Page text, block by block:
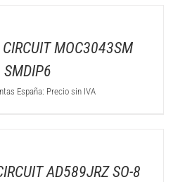
CIRCUIT MOC3043SM
SMDIP6
España: Precio sin IVA
AD589JRZ SO-8